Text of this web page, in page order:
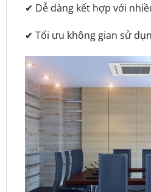
✔ Dễ dàng kết hợp với
✔ Tối ưu không gian sử